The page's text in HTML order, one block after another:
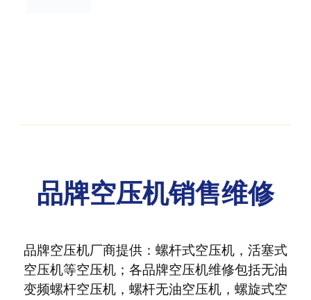
品牌空压机销售维修
品牌空压机厂商提供：螺杆式空压机，活塞式
空压机等空压机；各品牌空压机维修包括无油
变频螺杆空压机，螺杆无油空压机，螺旋式空